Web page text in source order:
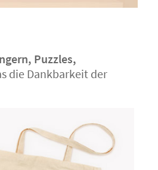
Puzzles,
die Dankbarkeit der